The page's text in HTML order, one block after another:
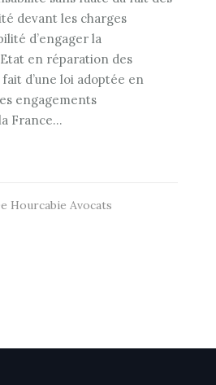
devant les charges
d’engager la
en réparation des
d’une loi adoptée en
engagements
France…
Hourcabie Avocats